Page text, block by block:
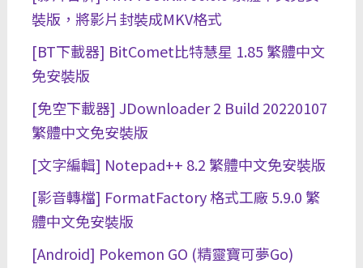
裝版，將影片封裝成MKV格式
[BT下載器] BitComet比特慧星 1.85 繁體中文
免安裝版
[免空下載器] JDownloader 2 Build 20220107
繁體中文免安裝版
[文字編輯] Notepad++ 8.2 繁體中文免安裝版
[影音轉檔] FormatFactory 格式工廠 5.9.0 繁
體中文免安裝版
[Android] Pokemon GO (精靈寶可夢Go)